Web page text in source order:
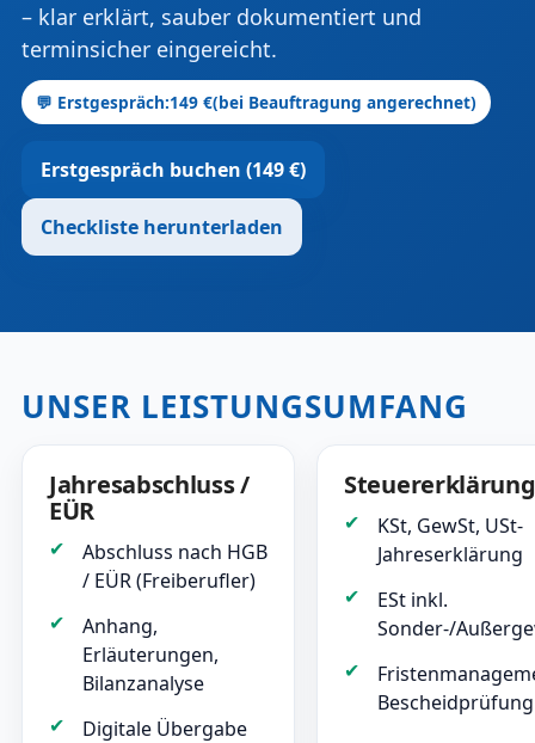
– klar erklärt, sauber dokumentiert und
terminsicher eingereicht.
💬 Erstgespräch:149 €(bei Beauftragung angerechnet)
Erstgespräch buchen (149 €)
Checkliste herunterladen
UNSER LEISTUNGSUMFANG
Jahresabschluss /
EÜR
Abschluss nach HGB
/ EÜR (Freiberufler)
Anhang,
Erläuterungen,
Bilanzanalyse
Digitale Übergabe
KSt, GewSt, USt-
Jahreserklärung
ESt inkl.
Sonder-/
Bescheidprüfung